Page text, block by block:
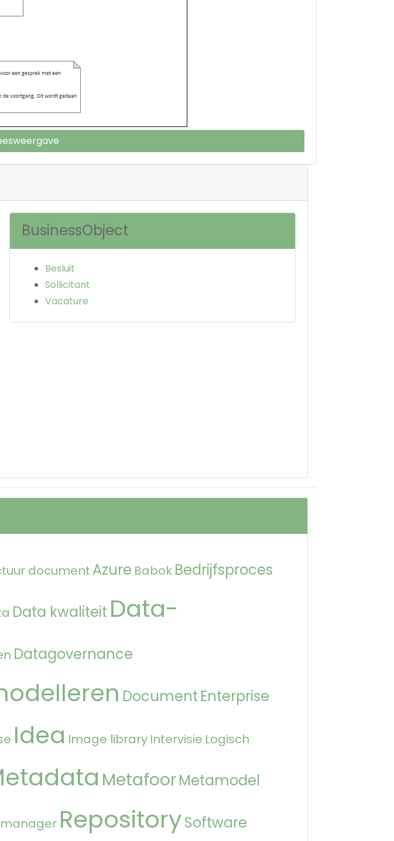
BusinessObject
Besluit
Sollicitant
Vacature
document Azure Babok Bedrijfsproces
Data kwaliteit Data-
Datagovernance
Document Enterprise
Idea Image library Intervisie Logisch
MetafoorMetamodel
RepositorySoftware